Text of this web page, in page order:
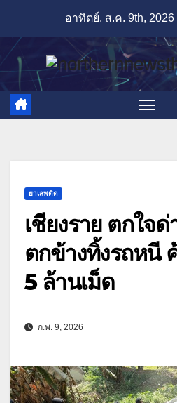
content
อาทิตย์. ส.ค. 9th, 2026
ยาเสพติด
เชียงราย ตกใจ
ตกข้างทิ้งรถหนี
5 ล้านเม็ด
ก.พ. 9, 2026